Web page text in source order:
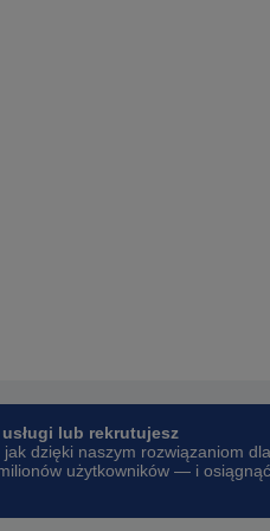
lub rekrutujesz
jak dzięki naszym rozwiązaniom dla
użytkowników — i osiągnąć